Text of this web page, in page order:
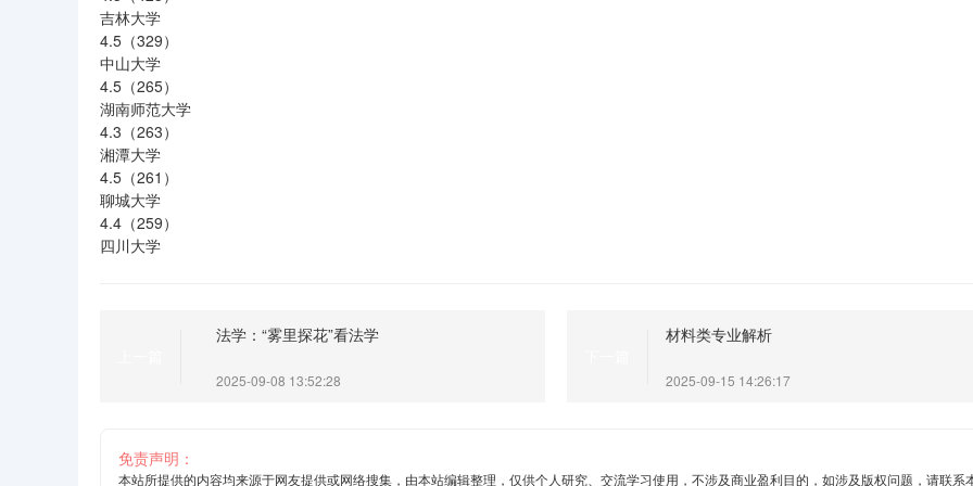
吉林大学
4.5（329）
中山大学
4.5（265）
湖南师范大学
4.3（263）
湘潭大学
4.5（261）
聊城大学
4.4（259）
四川大学
法学：“雾里探花”看法学
2025-09-08 13:52:28
材料类专业解析
2025-09-15 14:26:17
免责声明：
本站所提供的内容均来源于网友提供或网络搜集，由本站编辑整理，仅供个人研究、交流学习使用，不涉及商业盈利目的，如涉及版权问题，请联系